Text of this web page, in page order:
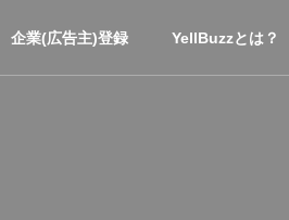
企業(広告主)登録 YellBuzzとは？